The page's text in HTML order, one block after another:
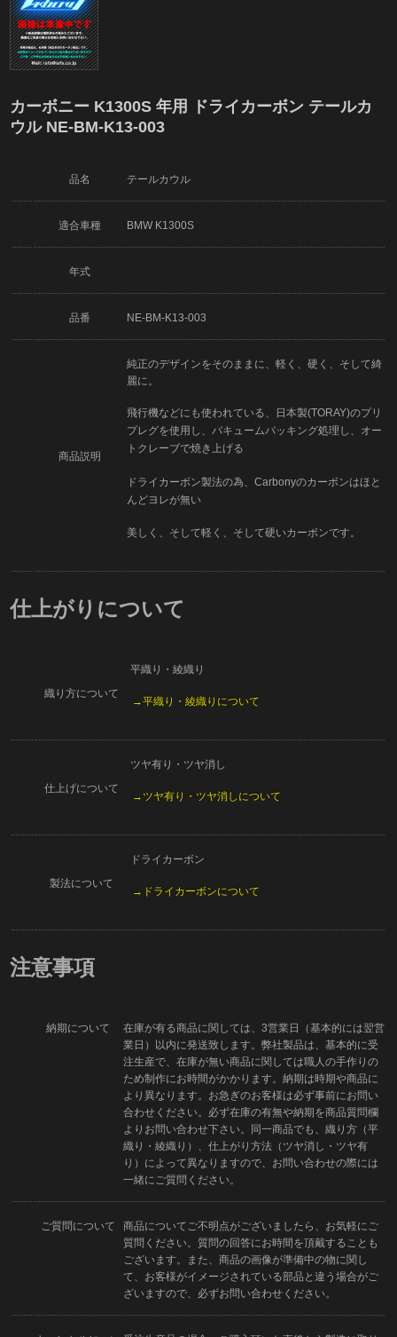
カーボニー K1300S 年用 ドライカーボン テールカ
ウル NE-BM-K13-003
品名 テールカウル
適合車種 BMW K1300S
年式
品番 NE-BM-K13-003
商品説明
純正のデザインをそのままに、軽く、硬く、そして綺
麗に。
飛行機などにも使われている、日本製(TORAY)のプリ
プレグを使用し、バキュームパッキング処理し、オー
トクレーブで焼き上げる
ドライカーボン製法の為、Carbonyのカーボンはほと
んどヨレが無い
美しく、そして軽く、そして硬いカーボンです。
仕上がりについて
織り方について
平織り・綾織り
→平織り・綾織りについて
仕上げについて
ツヤ有り・ツヤ消し
→ツヤ有り・ツヤ消しについて
製法について
ドライカーボン
→ドライカーボンについて
注意事項
納期について
在庫が有る商品に関しては、3営業日（基本的には翌営
業日）以内に発送致します。弊社製品は、基本的に受
注生産で、在庫が無い商品に関しては職人の手作りの
ため制作にお時間がかかります。納期は時期や商品に
より異なります。お急ぎのお客様は必ず事前にお問い
合わせください。必ず在庫の有無や納期を商品質問欄
よりお問い合わせ下さい。同一商品でも、織り方（平
織り・綾織り）、仕上がり方法（ツヤ消し・ツヤ有
り）によって異なりますので、お問い合わせの際には
一緒にご質問ください。
ご質問について
商品についてご不明点がございましたら、お気軽にご
質問ください。質問の回答にお時間を頂戴することも
ございます。また、商品の画像が準備中の物に関し
て、お客様がイメージされている部品と違う場合がご
ざいますので、必ずお問い合わせください。